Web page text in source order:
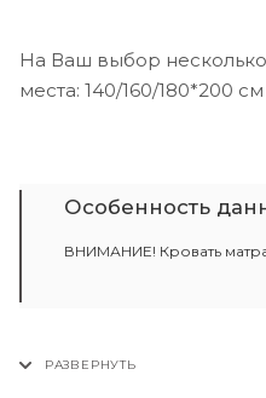
На Ваш выбор
места: 140/160/180*200 см
Особенность
ВНИМАНИЕ! Кровать